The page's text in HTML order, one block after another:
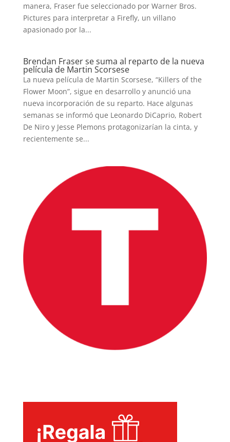
INICIO
PELICULAS
EVENTOS
manera, Fraser fue seleccionado por Warner Bros.
Pictures para interpretar a Firefly, un villano
apasionado por la...
Brendan Fraser se suma al reparto de la nueva
película de Martin Scorsese
La nueva película de Martin Scorsese, “Killers of the
Flower Moon”, sigue en desarrollo y anunció una
nueva incorporación de su reparto. Hace algunas
semanas se informó que Leonardo DiCaprio, Robert
De Niro y Jesse Plemons protagonizarían la cinta, y
recientemente se...